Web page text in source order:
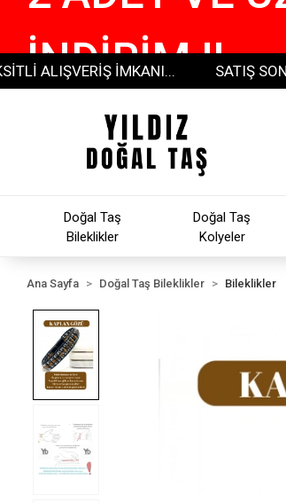
İNDİRİM !!
İMKANI... SATIŞ SONRASI
Doğal Taş
Bileklikler
Doğal Taş
Kolyeler
Ana Sayfa Doğal Taş Bileklikler Bileklikler